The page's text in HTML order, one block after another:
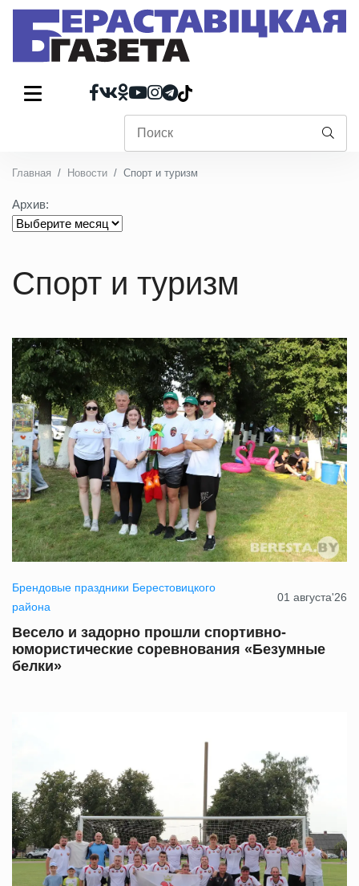
Главная Новости Спорт и туризм
Архив:
Спорт и туризм
Брендовые праздники Берестовицкого
района
01 августа'26
Весело и задорно прошли спортивно-
юмористические соревнования «Безумные
белки»